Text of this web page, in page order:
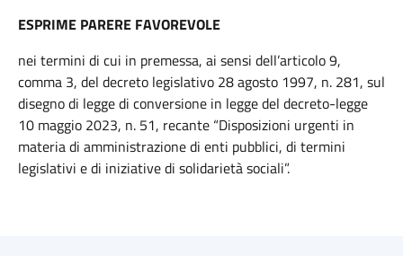
ESPRIME PARERE FAVOREVOLE
nei termini di cui in premessa, ai sensi dell’articolo 9,
comma 3, del decreto legislativo 28 agosto 1997, n. 281, sul
disegno di legge di conversione in legge del decreto-legge
10 maggio 2023, n. 51, recante “Disposizioni urgenti in
materia di amministrazione di enti pubblici, di termini
legislativi e di iniziative di solidarietà sociali”.